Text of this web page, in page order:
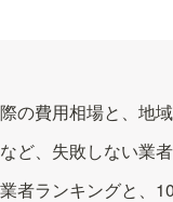
の費用相場と、地
ど、失敗しない業
者ランキングと、